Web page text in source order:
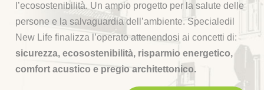
l’ecosostenibilità. Un ampio progetto per la salute delle
persone e la salvaguardia dell’ambiente. Specialedil
New Life finalizza l’operato attenendosi ai concetti di:
sicurezza, ecosostenibilità, risparmio energetico,
comfort acustico e pregio architettonico.